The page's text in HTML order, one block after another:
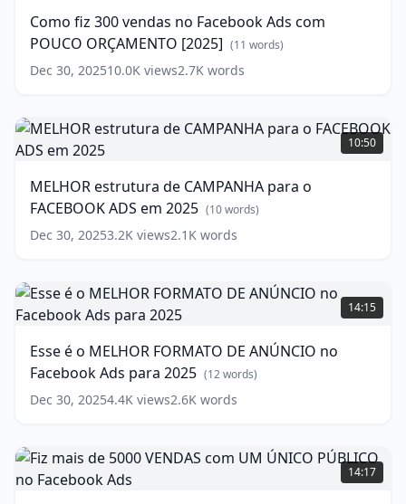
no
Facebook
Ads
com
ORÇAMENTO
[2025]
(11
Como fiz 300 vendas no Facebook Ads com
POUCO ORÇAMENTO [2025] (11 words)
Dec 30, 202510.0K views2.7K words
MELHOR
estrutura
de
para
o
FACEBOOK
ADS
2025
words)
10:50
MELHOR estrutura de CAMPANHA para o
FACEBOOK ADS em 2025 (10words)
Dec 30, 20253.2K views2.1K words
Esse
é
o
FORMATO
DE
ANÚNCIO
no
Ads
para
2025 (12
14:15
Esse é o MELHOR FORMATO DE ANÚNCIO no
Facebook Ads para 2025 (12words)
Dec 30, 20254.4K views2.6K words
Fiz
mais
de
14:17